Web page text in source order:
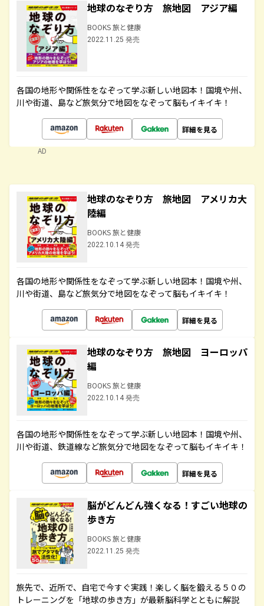
地球のなぞり方 旅地図 アジア編
BOOKS 旅と健康
2022.11.25 発売
各国の地形や関係性をなぞって学ぶ新しい地図本！国境や州、
川や街道、島など旅気分で地図をなぞって脳もイキイキ！
詳細を見る
AD
地球のなぞり方 旅地図 アメリカ大
陸編
BOOKS 旅と健康
2022.10.14 発売
各国の地形や関係性をなぞって学ぶ新しい地図本！国境や州、
川や街道、島など旅気分で地図をなぞって脳もイキイキ！
詳細を見る
地球のなぞり方 旅地図 ヨーロッパ
編
BOOKS 旅と健康
2022.10.14 発売
各国の地形や関係性をなぞって学ぶ新しい地図本！国境や州、
川や街道、鉄道線など旅気分で地図をなぞって脳もイキイキ！
詳細を見る
脳がどんどん強くなる！すごい地球の
歩き方
BOOKS 旅と健康
2022.11.25 発売
旅先で、近所で、自宅で今すぐ実践！楽しく脳を鍛える５０の
トレーニングを「地球の歩き方」が最新脳科学とともに解説